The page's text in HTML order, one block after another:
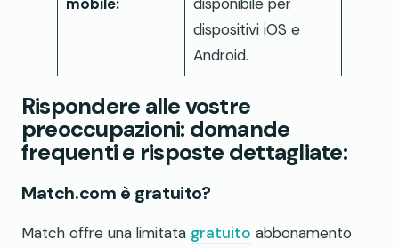
dispositivi iOS e
Android.
Rispondere alle vostre
preoccupazioni: domande
frequenti e risposte dettagliate:
Match.com è gratuito?
Match offre una limitata gratuito abbonamento